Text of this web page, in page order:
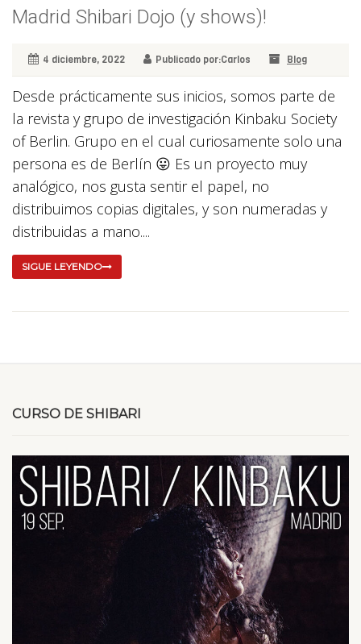
Madrid Shibari Dojo (y shows)!
4 diciembre, 2022 Publicado por:Carlos Blog
Desde prácticamente sus inicios, somos parte de
la revista y grupo de investigación Kinbaku Society
of Berlin. Grupo en el cual curiosamente solo una
persona es de Berlín 😛 Es un proyecto muy
analógico, nos gusta sentir el papel, no
distribuimos copias digitales, y son numeradas y
distribuidas a mano....
SIGUE LEYENDO
CURSO DE SHIBARI